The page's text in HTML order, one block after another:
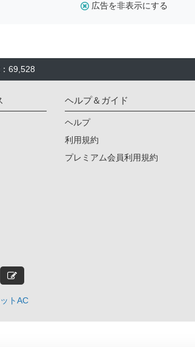
広告を非表示にする
69,528
ヘルプ＆ガイド
ヘルプ
利用規約
プレミアム会員利用規約
トAC